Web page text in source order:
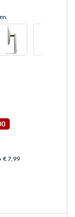
€ 7,99